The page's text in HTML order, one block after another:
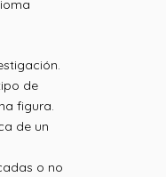
de
figura.
de un
o no